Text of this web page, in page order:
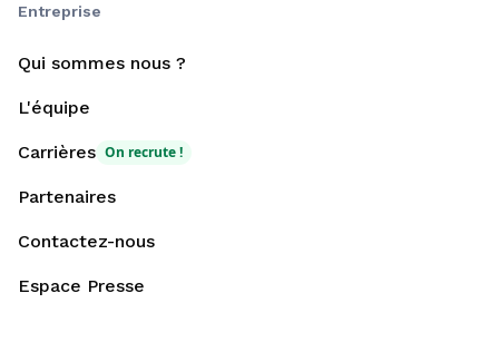
Entreprise
Qui sommes nous ?
L'équipe
Carrières On recrute !
Partenaires
Contactez-nous
Espace Presse